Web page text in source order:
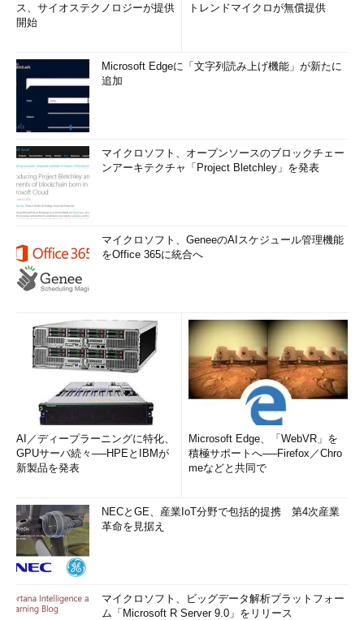
ス、サイオステクノロジーが提供
開始
トレンドマイクロが無償提供
Microsoft Edgeに「文字列読み上げ機能」が新たに
追加
マイクロソフト、オープンソースのブロックチェー
ンアーキテクチャ「Project Bletchley」を発表
マイクロソフト、GeneeのAIスケジュール管理機能
をOffice 365に統合へ
AI／ディープラーニングに特化、
GPUサーバ続々──HPEとIBMが
新製品を発表
Microsoft Edge、「WebVR」を
積極サポートへ──Firefox／Chro
meなどと共同で
NECとGE、産業IoT分野で包括的提携 第4次産業
革命を見据え
マイクロソフト、ビッグデータ解析プラットフォー
ム「Microsoft R Server 9.0」をリリース